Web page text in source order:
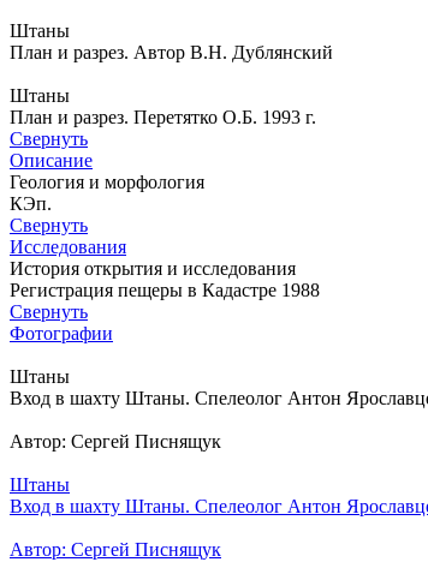
Штаны
План и разрез. Автор В.Н. Дублянский
Штаны
План и разрез. Перетятко О.Б. 1993 г.
Свернуть
Описание
Геология и морфология
КЭп.
Свернуть
Исследования
История открытия и исследования
Регистрация пещеры в Кадастре 1988
Свернуть
Фотографии
Штаны
Вход в шахту Штаны. Спелеолог Антон
Автор: Сергей Писнящук
Штаны
Вход в шахту Штаны. Спелеолог Антон
Автор: Сергей Писнящук